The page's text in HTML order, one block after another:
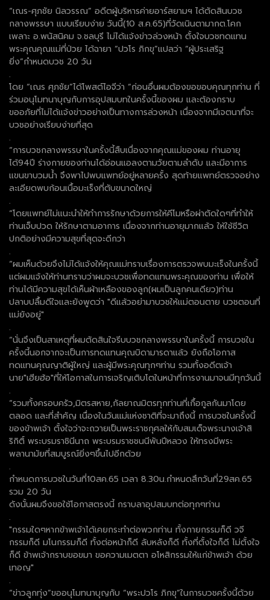
“เณร-ศุภชัย นิลวรรณ” อดีตผู้บริหารค่ายอาร์สยามฯ ได้ตัดสินบวช
กลางพรรษา แบบเรียบง่าย วันนี้(10 ส.ค.65)ที่วัดเนินตามากต.โคก
เพลาะ อ.พนัสนิคม จ.ชลบุรี ไม่ได้แจ้งข่าวล่วงหน้า ตั้งใจบวชทดแทน
พระคุณคุณแม่ที่ป่วย ได้ฉายา “ปวโร ภิกขุ”แปลว่า “ผู้ประเสริฐ
ยิ่ง”กำหนดบวช 20 วัน
.
โดย “เณร ศุภชัย”ได้โพสต์ไอจีว่า “ก่อนอื่นผมต้องขอขอบคุณทุกท่าน ที่
ร่วมอนุโมทนาบุญกับการอุปสมบทในครั้งนี้ของผม และต้องกราบ
ขออภัยที่ไม่ได้แจ้งข่าวอย่างเป็นทางการล่วงหน้า เนื่องจากมีเจตนาที่จะ
บวชอย่างเรียบง่ายที่สุด
.
“การบวชกลางพรรษาในครั้งนี้สืบเนื่องจากคุณแม่ของผม ท่านอายุ
ได้94ปี ร่างกายของท่านได้อ่อนแอลงตามวัยตามลำดับ และมีอาการ
แขนขาบวมน้ำ จึงพาไปพบแพทย์อยู่หลายครั้ง สุดท้ายแพทย์ตรวจอย่าง
ละเอียดพบก้อนเนื้อมะเร็งที่ตับขนาดใหญ่
.
“โดยแพทย์ไม่แนะนำให้ทำการรักษาด้วยการให้คีโมหรือผ่าตัดใดๆที่ทำให้
ท่านเจ็บปวด ให้รักษาตามอาการ เนื่องจากท่านอายุมากแล้ว ให้ใช้ชีวิต
ปกติอย่างมีความสุขที่สุดจะดีกว่า
.
“ผมเห็นด้วยจึงไม่ได้แจ้งให้คุณแม่ทราบเรื่องการตรวจพบมะเร็งในครั้งนี้
แต่ผมแจ้งให้ท่านทราบว่าผมจะบวชเพื่อทดแทนพระคุณของท่าน เพื่อให้
ท่านได้มีความสุขได้เห็นผ้าเหลืองของลูก(ผมเป็นลูกคนเดียว)ท่าน
ปลาบปลื้มดีใจและยังพูดว่า "ดีแล้วอย่ามาบวชให้แม่ตอนตาย บวชตอนที่
แม่ยังอยู่"
.
“นั่นจึงเป็นสาเหตุที่ผมตัดสินใจรีบบวชกลางพรรษาในครั้งนี้ การบวชใน
ครั้งนี้นอกจากจะเป็นการทดแทนคุณบิดามารดาแล้ว ยังถือโอกาส
ทดแทนคุณญาติผู้ใหญ่ และผู้มีพระคุณทุกๆท่าน รวมทั้งอดีตเจ้า
นาย"เฮียฮ้อ"ที่ให้โอกาสในการเจริญเติบโตในหน้าที่การงานมาจนมีทุกวันนี้
.
“รวมทั้งครอบครัว,มิตรสหาย,กัลยาณมิตรทุกท่านที่เกื้อกูลกันมาโดย
ตลอด และที่สำคัญ เนื่องในวันแม่แห่งชาติที่จะมาถึงนี้ การบวชในครั้งนี้
ของข้าพเจ้า ตั้งใจว่าจะถวายเป็นพระราชกุศลให้กับสมเด็จพระนางเจ้าสิ
ริกิติ์ พระบรมราชินีนาถ พระบรมราชชนนีพันปีหลวง ให้ทรงมีพระ
พลานามัยที่สมบูรณ์ยิ่งๆขึ้นไปอีกด้วย
.
กำหนดการบวชในวันที่10สค.65 เวลา 8.30น.กำหนดสึกวันที่29สค.65
รวม 20 วัน
ดังนั้นผมจึงขอใช้โอกาสตรงนี้ กราบลาอุปสมบทต่อทุกๆท่าน
.
"กรรมใดๆหากข้าพเจ้าได้เคยกระทำต่อพวกท่าน ทั้งกายกรรมก็ดี วจี
กรรมก็ดี มโนกรรมก็ดี ทั้งต่อหน้าก็ดี ลับหลังก็ดี ทั้งที่ตั้งใจก็ดี ไม่ตั้งใจ
ก็ดี ข้าพเจ้ากราบขอขมา ขอความเมตตา อโหสิกรรมให้แก่ข้าพเจ้า ด้วย
เทอญ"
.
“ข่าวลูกทุ่ง”ขออนุโมทนาบุญกับ “พระปวโร ภิกขุ”ในการบวชครั้งนี้ด้วย